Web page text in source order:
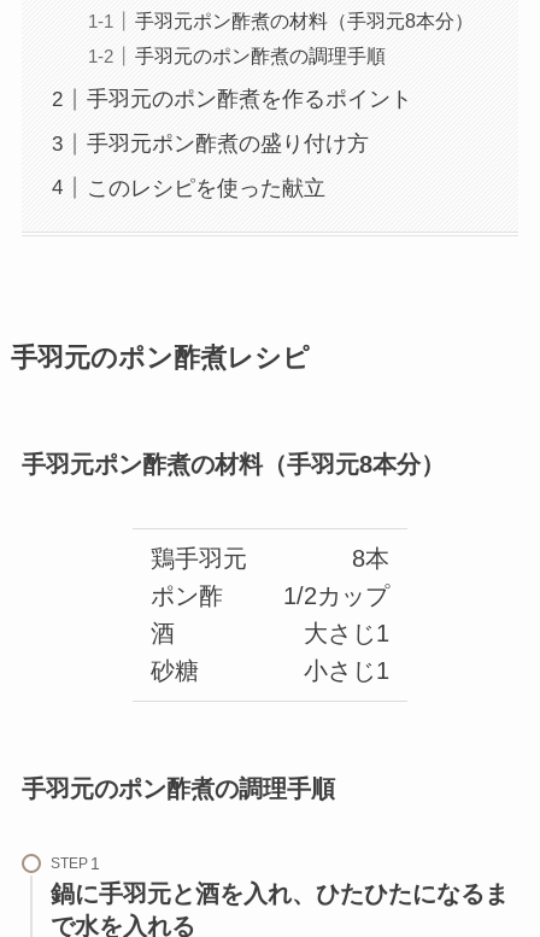
手羽元ポン酢煮の材料（手羽元8本分）
手羽元のポン酢煮の調理手順
手羽元のポン酢煮を作るポイント
手羽元ポン酢煮の盛り付け方
このレシピを使った献立
手羽元のポン酢煮レシピ
手羽元ポン酢煮の材料（手羽元8本分）
鶏手羽元
ポン酢
酒
砂糖
8本
1/2カップ
大さじ1
小さじ1
手羽元のポン酢煮の調理手順
STEP
鍋に手羽元と酒を入れ、ひたひたになるま
で水を入れる